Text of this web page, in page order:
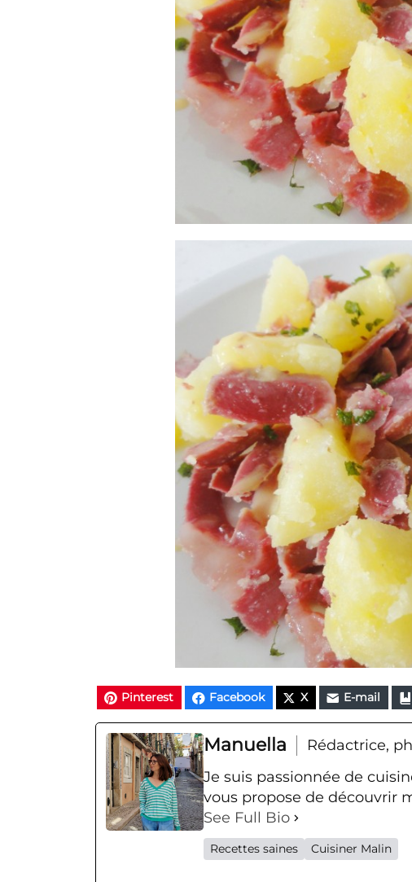
Pinterest Facebook X E-mail
Manuella
Rédactrice,
Je suis passionnée de
vous propose de découvrir
See Full Bio
Recettes saines Cuisiner Malin